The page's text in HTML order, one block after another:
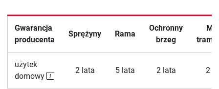
Gwarancja
producenta
Sprężyny Rama
Ochronny
brzeg
użytek
domowy
2 lata 5 lata 2 lata 2